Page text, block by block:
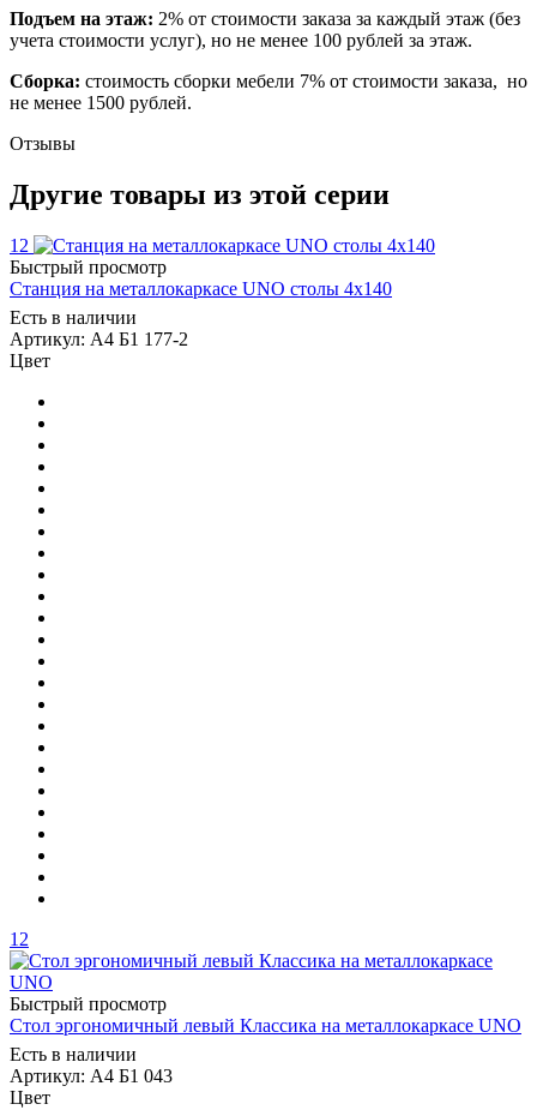
Подъем на этаж: 2% от стоимости заказа за каждый этаж (без
учета стоимости услуг), но не менее 100 рублей за этаж.
Сборка: стоимость сборки мебели 7% от стоимости заказа, но
не менее 1500 рублей.
Отзывы
Другие товары из этой серии
12
Быстрый просмотр
Станция на металлокаркасе UNO столы 4х140
Есть в наличии
Артикул: А4 Б1 177-2
Цвет
12
Быстрый просмотр
Стол эргономичный левый Классика на металлокаркасе UNO
Есть в наличии
Артикул: А4 Б1 043
Цвет